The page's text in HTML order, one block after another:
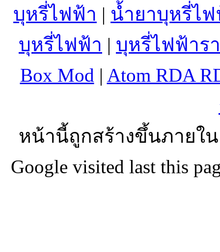
บุหรี่ไฟฟ้า | น้ำยาบุหรี่ไ
บุหรี่ไฟฟ้า | บุหรี่ไฟฟ้าร
Box Mod | Atom RDA
หน้านี้ถูกสร้างขึ้นภายใน
Google visited last this